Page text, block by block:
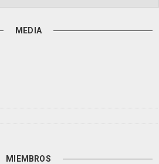
MEDIA
MIEMBROS